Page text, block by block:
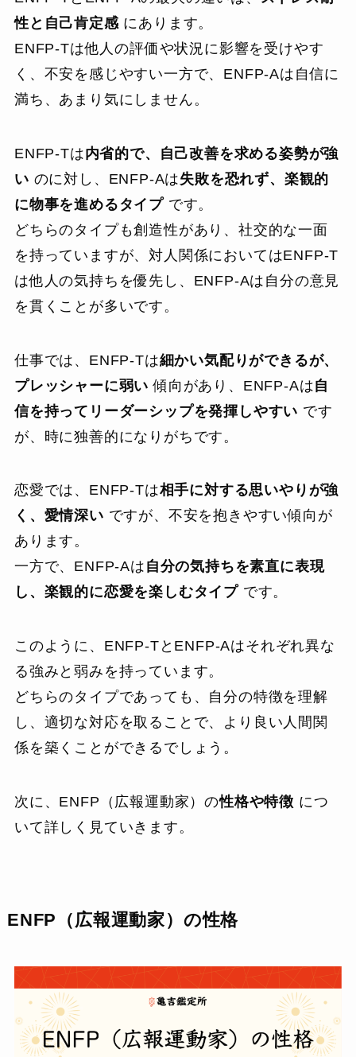
性と自己肯定感 にあります。
ENFP-Tは他人の評価や状況に影響を受けやす
く、不安を感じやすい一方で、ENFP-Aは自信に
満ち、あまり気にしません。
ENFP-Tは内省的で、自己改善を求める姿勢が強
い のに対し、ENFP-Aは失敗を恐れず、楽観的
に物事を進めるタイプです。
どちらのタイプも創造性があり、社交的な一面
を持っていますが、対人関係においてはENFP-T
は他人の気持ちを優先し、ENFP-Aは自分の意見
を貫くことが多いです。
仕事では、ENFP-Tは細かい気配りができるが、
プレッシャーに弱い 傾向があり、ENFP-Aは自
信を持ってリーダーシップを発揮しやすい です
が、時に独善的になりがちです。
恋愛では、ENFP-Tは相手に対する思いやりが強
く、愛情深い ですが、不安を抱きやすい傾向が
あります。
一方で、ENFP-Aは 自分の気持ちを素直に表現
し、楽観的に恋愛を楽しむタイプ です。
このように、ENFP-TとENFP-Aはそれぞれ異な
る強みと弱みを持っています。
どちらのタイプであっても、自分の特徴を理解
し、適切な対応を取ることで、より良い人間関
係を築くことができるでしょう。
次に、ENFP（広報運動家）の性格や特徴 につ
いて詳しく見ていきます。
ENFP（広報運動家）の性格